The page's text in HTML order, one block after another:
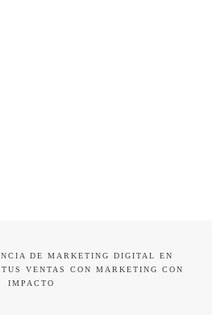
DE MARKETING DIGITAL EN
VENTAS CON MARKETING CON
IMPACTO